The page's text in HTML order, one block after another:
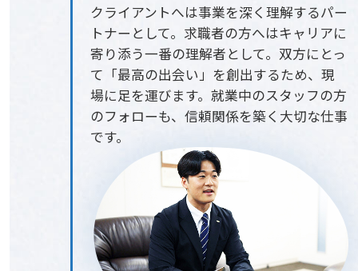
クライアントへは事業を深く理解するパー
トナーとして。求職者の方へはキャリアに
寄り添う一番の理解者として。双方にとっ
て「最高の出会い」を創出するため、現
場に足を運びます。就業中のスタッフの方
のフォローも、信頼関係を築く大切な仕事
です。